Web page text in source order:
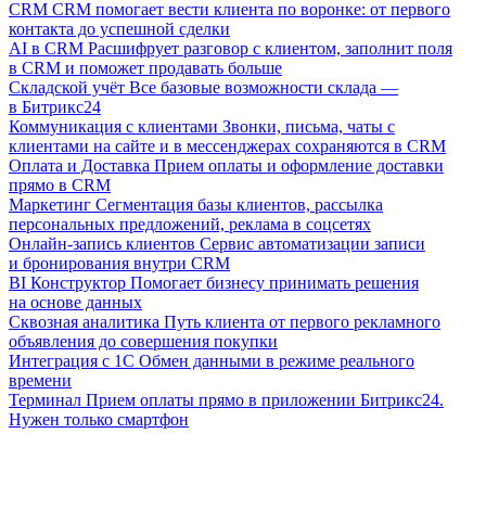
CRM CRM помогает вести клиента по воронке: от первого
контакта до успешной сделки
AI в CRM Расшифрует разговор с клиентом, заполнит поля
в CRM и поможет продавать больше
Складской учёт Все базовые возможности склада —
в Битрикс24
Коммуникация с клиентами Звонки, письма, чаты с
клиентами на сайте и в мессенджерах сохраняются в CRM
Оплата и Доставка Прием оплаты и оформление доставки
прямо в CRM
Маркетинг Сегментация базы клиентов, рассылка
персональных предложений, реклама в соцсетях
Онлайн-запись клиентов Сервис автоматизации записи
и бронирования внутри CRM
BI Конструктор Помогает бизнесу принимать решения
на основе данных
Сквозная аналитика Путь клиента от первого рекламного
объявления до совершения покупки
Интеграция с 1С Обмен данными в режиме реального
времени
Терминал Прием оплаты прямо в приложении Битрикс24.
Нужен только смартфон